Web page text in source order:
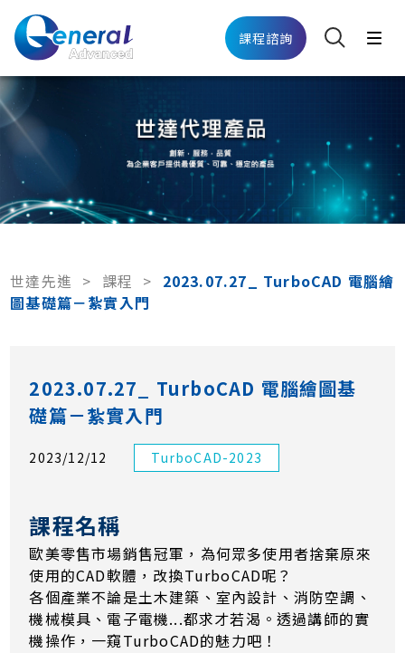
課程諮詢
世達先進 > 課程 > 2023.07.27_ TurboCAD 電腦繪
圖基礎篇－紮實入門
2023.07.27_ TurboCAD 電腦繪圖基
礎篇－紮實入門
2023/12/12 TurboCAD-2023
課程名稱
歐美零售市場銷售冠軍，為何眾多使用者捨棄原來
使用的CAD軟體，改換TurboCAD呢？
各個產業不論是土木建築、室內設計、消防空調、
機械模具、電子電機...都求才若渴。透過講師的實
機操作，一窺TurboCAD的魅力吧！